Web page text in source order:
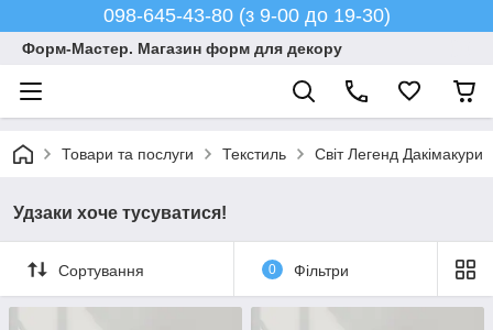
098-645-43-80 (з 9-00 до 19-30)
Форм-Мастер. Магазин форм для декору
Товари та послуги Текстиль Світ Легенд Дакімакури
Удзаки хоче тусуватися!
Сортування 0 Фільтри